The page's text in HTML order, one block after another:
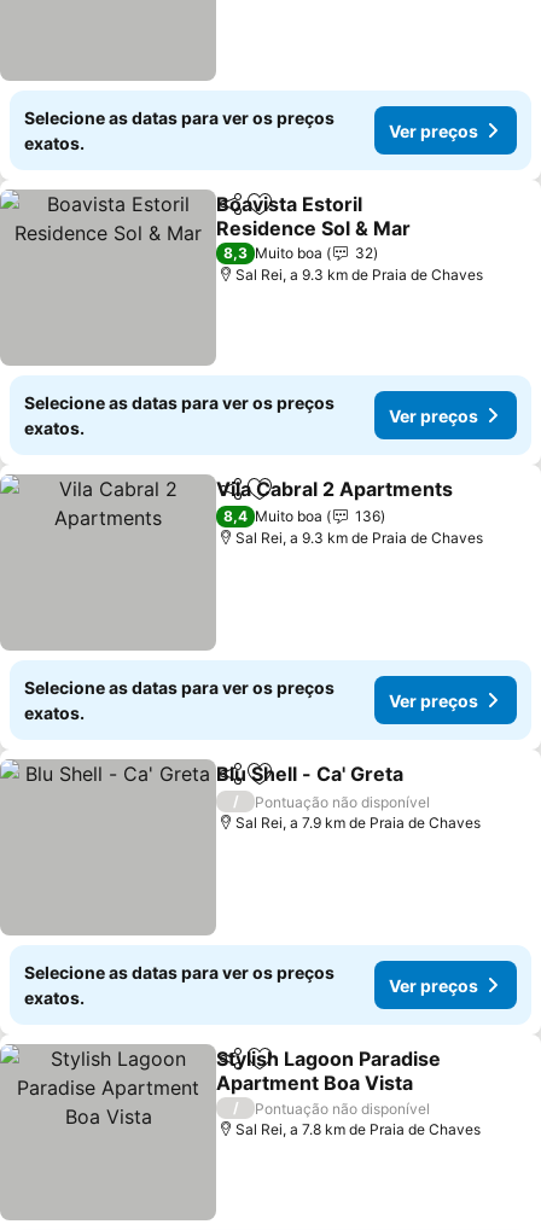
Selecione as datas para ver os preços
exatos.
Ver preços
PartilharAdicionar aos favoritos
Boavista Estoril
Residence Sol & Mar
Ver preços
8,3 Muito boa
32
Sal Rei, a 9.3 km de Praia de Chaves
Selecione as datas para ver os preços
exatos.
Ver preços
PartilharAdicionar aos favoritos
Vila Cabral 2 Apartments
8,4 Muito boa
136
Sal Rei, a 9.3 km de Praia de Chaves
Selecione as datas para ver os preços
exatos.
Ver preços
PartilharAdicionar aos favoritos
Blu Shell - Ca' Greta
/
Pontuação não disponível
Sal Rei, a 7.9 km de Praia de Chaves
Selecione as datas para ver os preços
exatos.
Ver preços
PartilharAdicionar aos favoritos
Stylish Lagoon Paradise
Apartment Boa Vista
Ver preços
/
Pontuação não disponível
Sal Rei, a 7.8 km de Praia de Chaves